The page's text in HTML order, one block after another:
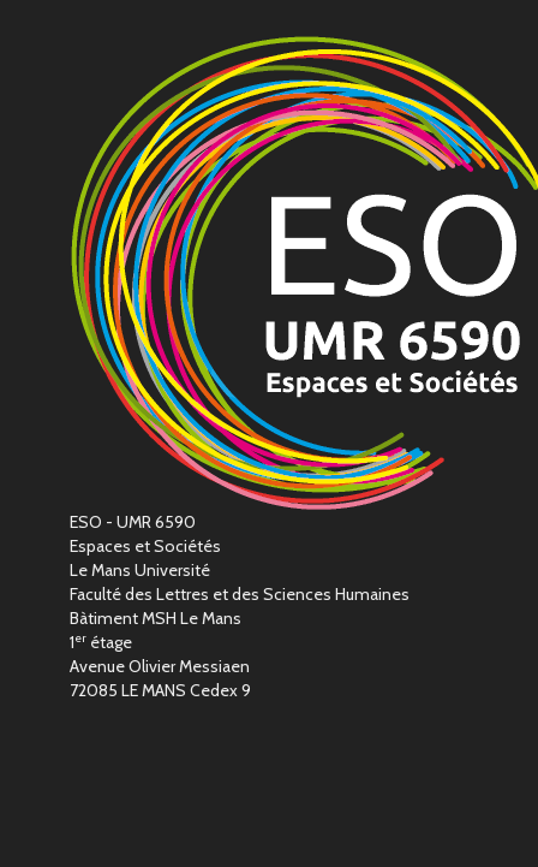
ESO - UMR 6590
Espaces et Sociétés
Le Mans Université
Faculté des Lettres et des Sciences Humaines
Bàtiment MSH Le Mans
1er étage
Avenue Olivier Messiaen
72085 LE MANS Cedex 9